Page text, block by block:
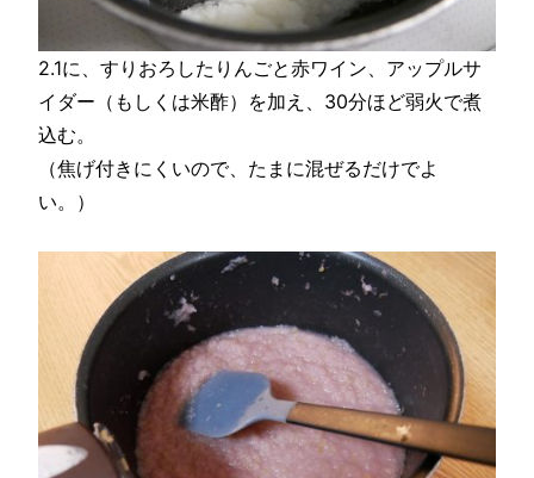
2.1に、すりおろしたりんごと赤ワイン、アップルサ
イダー（もしくは米酢）を加え、30分ほど弱火で煮
込む。
（焦げ付きにくいので、たまに混ぜるだけでよ
い。）